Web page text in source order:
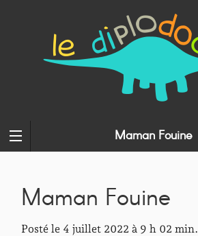
Maman Fouine
Maman Fouine
Posté le 4 juillet 2022 à 9 h 02 min.